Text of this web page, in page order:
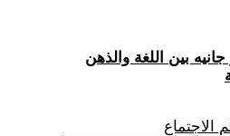
جانيه بين اللغة والذهن
الاجتماع